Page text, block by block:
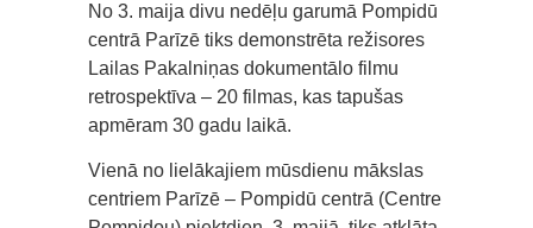
No 3. maija divu nedēļu garumā Pompidū
centrā Parīzē tiks demonstrēta režisores
Lailas Pakalniņas dokumentālo filmu
retrospektīva – 20 filmas, kas tapušas
apmēram 30 gadu laikā.
Vienā no lielākajiem mūsdienu mākslas
centriem Parīzē – Pompidū centrā (Centre